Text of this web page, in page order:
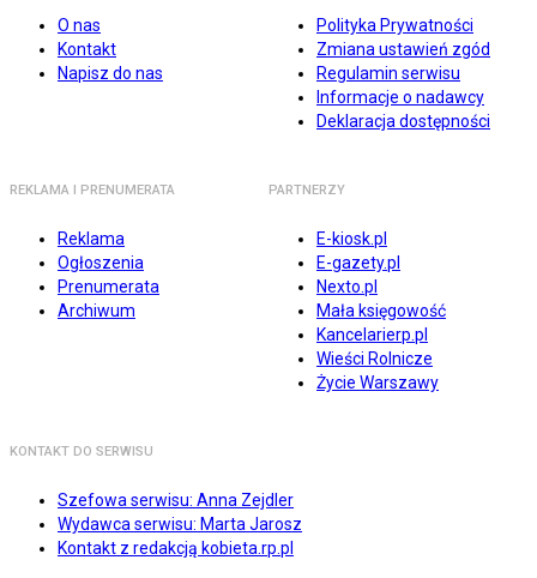
O nas
Kontakt
Napisz do nas
Polityka Prywatności
Zmiana ustawień zgód
Regulamin serwisu
Informacje o nadawcy
Deklaracja dostępności
REKLAMA I PRENUMERATA
Reklama
Ogłoszenia
Prenumerata
Archiwum
PARTNERZY
E-kiosk.pl
E-gazety.pl
Nexto.pl
Mała księgowość
Kancelarierp.pl
Wieści Rolnicze
Życie Warszawy
KONTAKT DO SERWISU
Szefowa serwisu: Anna Zejdler
Wydawca serwisu: Marta Jarosz
Kontakt z redakcją kobieta.rp.pl